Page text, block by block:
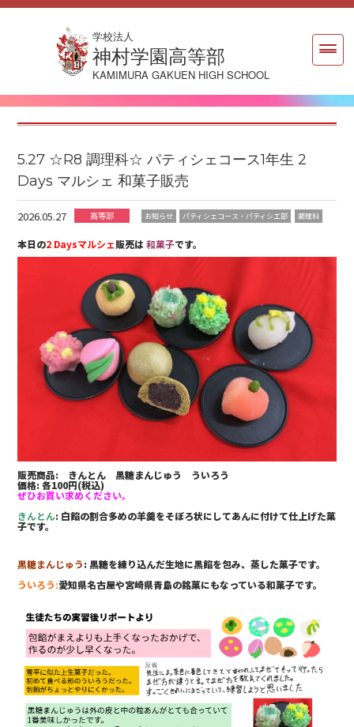
学校法人
神村学園高等部
KAMIMURA GAKUEN HIGH SCHOOL
5.27 ☆R8 調理科☆ パティシェコース1年生 2
Days マルシェ 和菓子販売
2026.05.27 高等部 お知らせ パティシェコース・パティシエ部 調理科
本日の2 Daysマルシェ販売は和菓子です。
販売商品: きんとん 黒糖まんじゅう ういろう
価格: 各100円(税込)
ぜひお買い求めください。
きんとん: 白餡の割合多めの羊羹をそぼろ状にしてあんに付けて仕上げた菓
子です。
黒糖まんじゅう: 黒糖を練り込んだ生地に黒餡を包み、蒸した菓子です。
ういろう:愛知県名古屋や宮崎県青島の銘菓にもなっている和菓子です。